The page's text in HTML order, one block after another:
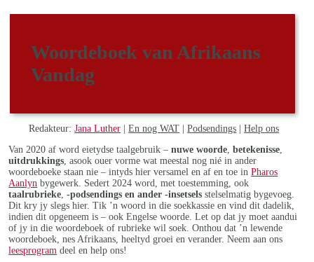
Woordeboek van Afrikaans
Vandag
Redakteur:Jana Luther |En nog WAT |Podsendings |Help ons
Van 2020 af word eietydse taalgebruik –nuwe woorde ,betekenisse
uitdrukkings , asook ouer vorme wat meestal nog nié in ander
woordeboeke staan nie – intyds hier versamel en af en toe inPharos
Aanlyn bygewerk. Sedert 2024 word, met toestemming, ook
taalrubrieke ,-podsendings en ander -insetsels stelselmatig bygevoeg.
Dit kry jy slegs hier. Tik ’n woord in die soekkassie en vind dit dadelik,
indien dit opgeneem is – ook Engelse woorde. Let op dat jy moet aandui
of jy in die woordeboek of rubrieke wil soek. Onthou dat ’n lewende
woordeboek, nes Afrikaans, heeltyd groei en verander. Neem aan ons
leesprogram deel en help ons!